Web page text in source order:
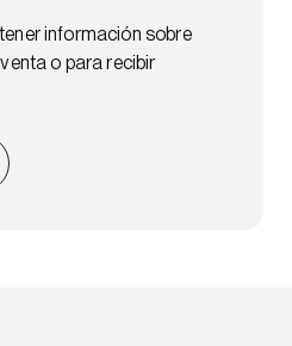
información sobre
o para recibir